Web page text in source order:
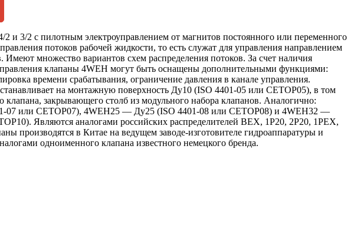
2 и 3/2 с пилотным электроуправлением от магнитов постоянного или переменного
потоков рабочей жидкости, то есть служат для управления направлением
Имеют множество вариантов схем распределения потоков. За счет наличия
клапаны 4WEH могут быть оснащены дополнительными функциями:
времени срабатывания, ограничение давления в канале управления.
на монтажную поверхность Ду10 (ISO 4401-05 или CETOP05), в том
клапана, закрывающего столб из модульного набора клапанов. Аналогично:
07 или CETOP07), 4WEH25 — Ду25 (ISO 4401-08 или CETOP08) и 4WEH32 —
Являются аналогами российских распределителей ВЕХ, 1Р20, 2Р20, 1РЕХ,
производятся в Китае на ведущем заводе-изготовителе гидроаппаратуры и
одноименного клапана известного немецкого бренда.